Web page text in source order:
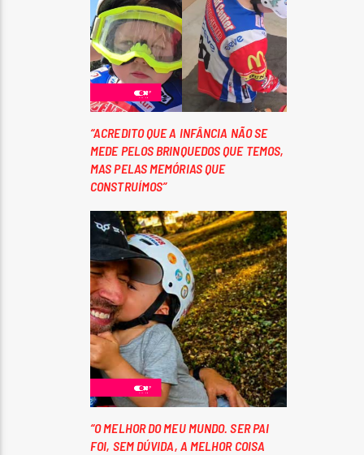
“ACREDITO QUE A INFÂNCIA NÃO SE
MEDE PELOS BRINQUEDOS QUE TEMOS,
MAS PELAS MEMÓRIAS QUE
CONSTRUÍMOS”
“O MELHOR DO MEU MUNDO. SER PAI
FOI, SEM DÚVIDA, A MELHOR COISA